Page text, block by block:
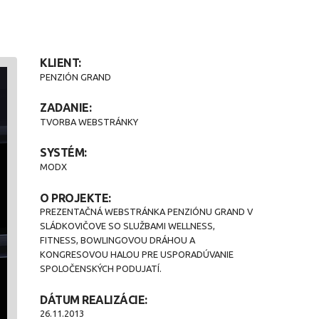
KLIENT:
PENZIÓN GRAND
ZADANIE:
TVORBA WEBSTRÁNKY
SYSTÉM:
MODX
O PROJEKTE:
PREZENTAČNÁ WEBSTRÁNKA PENZIÓNU GRAND V
SLÁDKOVIČOVE SO SLUŽBAMI WELLNESS,
FITNESS, BOWLINGOVOU DRÁHOU A
KONGRESOVOU HALOU PRE USPORADÚVANIE
SPOLOČENSKÝCH PODUJATÍ.
DÁTUM REALIZÁCIE:
26.11.2013